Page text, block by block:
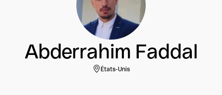
Abderrahim Faddal
États-Unis